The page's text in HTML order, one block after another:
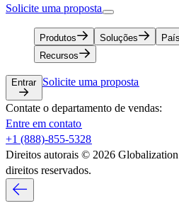
Solicite uma proposta​​
Produtos​​ Soluções​​
Recursos​​
Entrar​​ Solicite uma proposta​​
Contate o departamento de vendas:​​
Entre em contato​​
+1 (888)-855-5328​​
Direitos autorais © 2026
direitos reservados.​​